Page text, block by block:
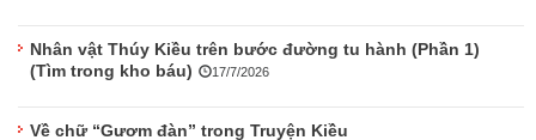
Nhân vật Thúy Kiều trên bước đường tu hành (Phần 1)
(Tìm trong kho báu)
17/7/2026
Về chữ “Gươm đàn” trong Truyện Kiều